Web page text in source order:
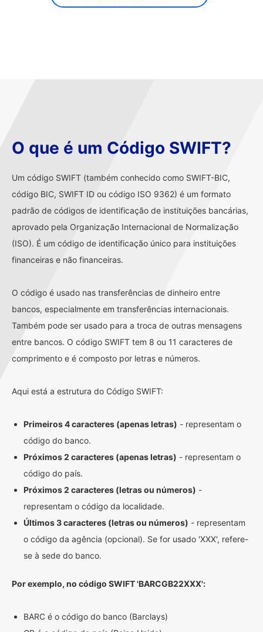
O que é um Código SWIFT?
Um código SWIFT (também conhecido como SWIFT-BIC,
código BIC, SWIFT ID ou código ISO 9362) é um formato
padrão de códigos de identificação de instituições bancárias,
aprovado pela Organização Internacional de Normalização
(ISO). É um código de identificação único para instituições
financeiras e não financeiras.
O código é usado nas transferências de dinheiro entre
bancos, especialmente em transferências internacionais.
Também pode ser usado para a troca de outras mensagens
entre bancos. O código SWIFT tem 8 ou 11 caracteres de
comprimento e é composto por letras e números.
Aqui está a estrutura do Código SWIFT:
Primeiros 4 caracteres (apenas letras) - representam o
código do banco.
Próximos 2 caracteres (apenas letras) - representam o
código do país.
Próximos 2 caracteres (letras ou números) -
representam o código da localidade.
Últimos 3 caracteres (letras ou números) - representam
o código da agência (opcional). Se for usado 'XXX', refere-
se à sede do banco.
Por exemplo, no código SWIFT 'BARCGB22XXX':
BARC é o código do banco (Barclays)